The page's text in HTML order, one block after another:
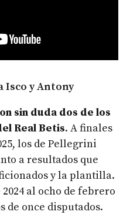
Isco y Antony
sin duda dos de los
Real Betis. A finales
los de Pellegrini
a resultados que
y la plantilla.
al ocho de febrero
de once disputados.